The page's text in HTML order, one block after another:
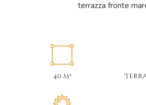
terrazza fronte
40 m²